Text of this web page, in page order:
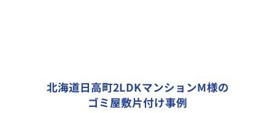
北海道日高町2LDKマンションM様の
ゴミ屋敷片付け事例